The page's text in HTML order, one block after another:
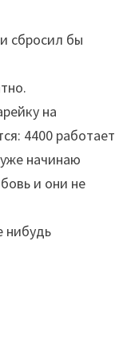
сбросил бы
на
4400 работает
начинаю
и они не
нибудь